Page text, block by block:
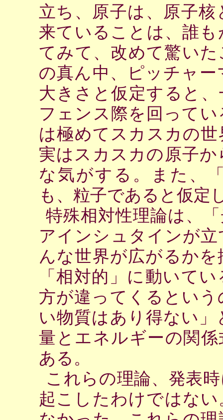
立ち、原子は、原子
来ていることは、誰
てみて、改めて驚い
の真ん中、ピッチャ
大きさと仮定すると
フェンス際を回って
は極めてスカスカの
実はスカスカの原子
な気がする。また、
も、粒子であると仮定
特殊相対性理論は、
アインシュタインが
んな世界が広がるか
「相対的」に動いて
方が違ってくるとい
い物質はあり得ない
量とエネルギーの関
ある。
これらの理論、発表
起こしたわけではな